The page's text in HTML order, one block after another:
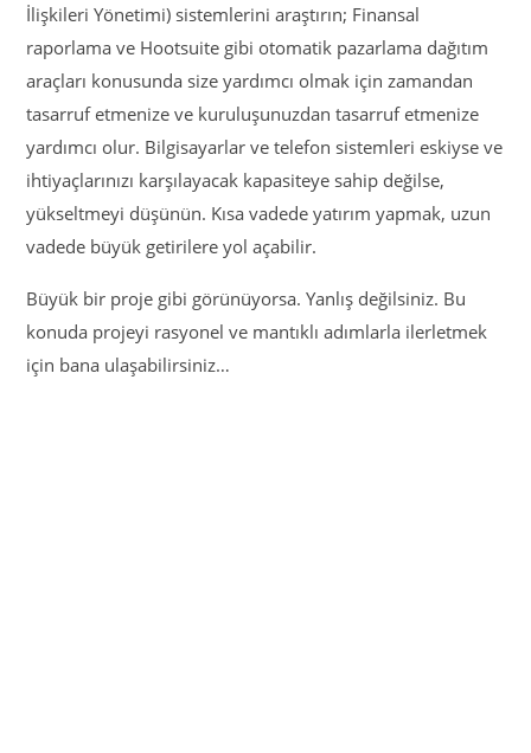
İlişkileri Yönetimi) sistemlerini araştırın; Finansal
raporlama ve Hootsuite gibi otomatik pazarlama dağıtım
araçları konusunda size yardımcı olmak için zamandan
tasarruf etmenize ve kuruluşunuzdan tasarruf etmenize
yardımcı olur. Bilgisayarlar ve telefon sistemleri eskiyse ve
ihtiyaçlarınızı karşılayacak kapasiteye sahip değilse,
yükseltmeyi düşünün. Kısa vadede yatırım yapmak, uzun
vadede büyük getirilere yol açabilir.
Büyük bir proje gibi görünüyorsa. Yanlış değilsiniz. Bu
konuda projeyi rasyonel ve mantıklı adımlarla ilerletmek
için bana ulaşabilirsiniz…